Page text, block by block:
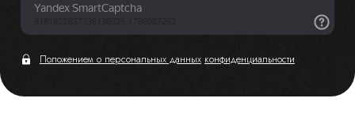
Положением о персональных данных конфиденциальности